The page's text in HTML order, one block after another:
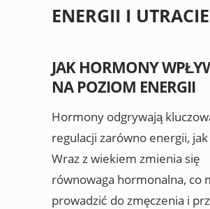
ENERGII I
JAK HORMONY
NA POZIOM ENERGII
Hormony odgrywają
regulacji zarówno energii, jak
Wraz z wiekiem zmienia się
równowaga hormonalna, co
prowadzić do zmęczenia i